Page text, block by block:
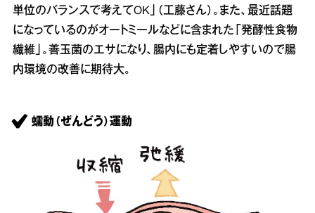
単位のバランスで考えてOK」（工藤さん）。また、最近話題
になっているのがオートミールなどに含まれた「発酵性食物
繊維」。善玉菌のエサになり、腸内にも定着しやすいので腸
内環境の改善に期待大。
蠕動（ぜんどう）運動